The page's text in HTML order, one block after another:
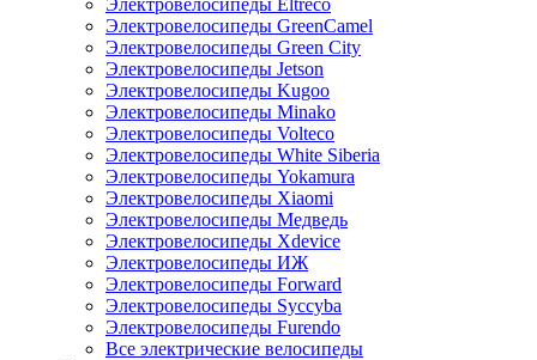
Электровелосипеды Eltreco
Электровелосипеды GreenCamel
Электровелосипеды Green City
Электровелосипеды Jetson
Электровелосипеды Kugoo
Электровелосипеды Minako
Электровелосипеды Volteco
Электровелосипеды White Siberia
Электровелосипеды Yokamura
Электровелосипеды Xiaomi
Электровелосипеды Медведь
Электровелосипеды Xdevice
Электровелосипеды ИЖ
Электровелосипеды Forward
Электровелосипеды Syccyba
Электровелосипеды Furendo
Все электрические велосипеды